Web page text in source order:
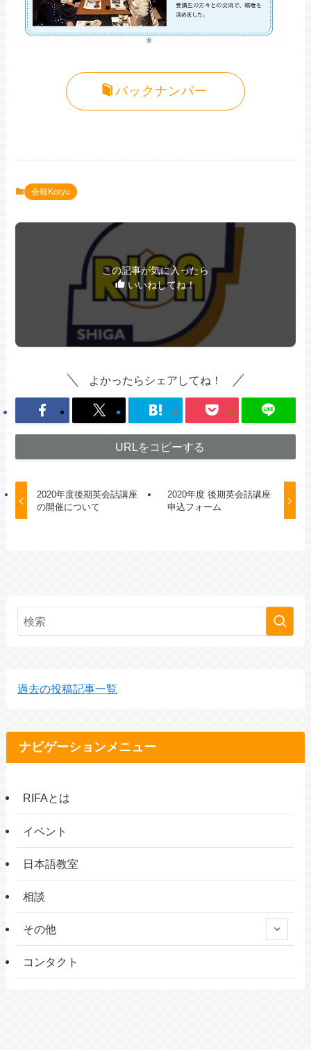
バックナンバー
会報Koryu
この記事が気に入ったら
いいねしてね！
よかったらシェアしてね！
URLをコピーする
2020年度後期英会話講座
の開催について
2020年度 後期英会話講座
申込フォーム
過去の投稿記事一覧
ナビゲーションメニュー
RIFAとは
イベント
日本語教室
相談
その他
コンタクト